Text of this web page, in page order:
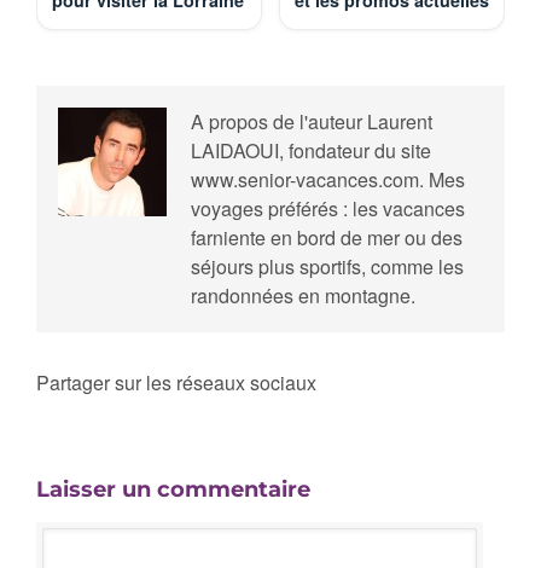
A propos de l'auteur Laurent
LAIDAOUI, fondateur du site
www.senior-vacances.com. Mes
voyages préférés : les vacances
farniente en bord de mer ou des
séjours plus sportifs, comme les
randonnées en montagne.
Partager sur les réseaux sociaux
Laisser un commentaire